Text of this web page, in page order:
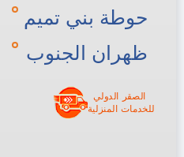
حوطة بني تميم
ظهران الجنوب